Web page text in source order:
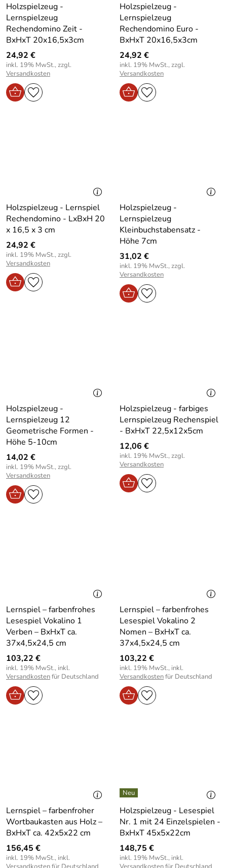
Holzspielzeug -
Lernspielzeug
Rechendomino Zeit -
BxHxT 20x16,5x3cm
24,92 €
inkl. 19% MwSt., zzgl.
Versandkosten
Holzspielzeug -
Lernspielzeug
Rechendomino Euro -
BxHxT 20x16,5x3cm
24,92 €
inkl. 19% MwSt., zzgl.
Versandkosten
Holzspielzeug - Lernspiel
Rechendomino - LxBxH 20
x 16,5 x 3 cm
24,92 €
inkl. 19% MwSt., zzgl.
Versandkosten
Holzspielzeug -
Lernspielzeug
Kleinbuchstabensatz -
Höhe 7cm
31,02 €
inkl. 19% MwSt., zzgl.
Versandkosten
Holzspielzeug -
Lernspielzeug 12
Geometrische Formen -
Höhe 5-10cm
14,02 €
inkl. 19% MwSt., zzgl.
Versandkosten
Holzspielzeug - farbiges
Lernspielzeug Rechenspiel
- BxHxT 22,5x12x5cm
12,06 €
inkl. 19% MwSt., zzgl.
Versandkosten
Lernspiel – farbenfrohes
Lesespiel Vokalino 1
Verben – BxHxT ca.
37x4,5x24,5 cm
103,22 €
inkl. 19% MwSt., inkl.
Versandkostenfür Deutschland
Lernspiel – farbenfrohes
Lesespiel Vokalino 2
Nomen – BxHxT ca.
37x4,5x24,5 cm
103,22 €
inkl. 19% MwSt., inkl.
Versandkostenfür Deutschland
Lernspiel – farbenfroher
Wortbaukasten aus Holz –
BxHxT ca. 42x5x22 cm
156,45 €
inkl. 19% MwSt., inkl.
Holzspielzeug - Lesespiel
Nr. 1 mit 24 Einzelspielen -
BxHxT 45x5x22cm
148,75 €
inkl. 19% MwSt., inkl.